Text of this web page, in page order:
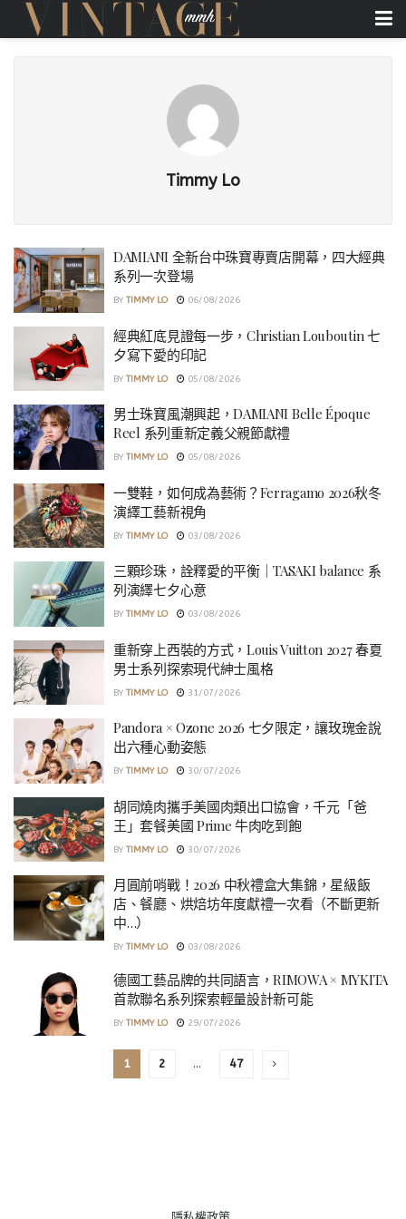
Timmy Lo
DAMIANI 全新台中珠寶專賣店開幕，四大經典
系列一次登場
BY TIMMY LO 06/08/2026
經典紅底見證每一步，Christian Louboutin 七
夕寫下愛的印記
BY TIMMY LO 05/08/2026
男士珠寶風潮興起，DAMIANI Belle Époque
Reel 系列重新定義父親節獻禮
BY TIMMY LO 05/08/2026
一雙鞋，如何成為藝術？Ferragamo 2026秋冬
演繹工藝新視角
BY TIMMY LO 03/08/2026
三顆珍珠，詮釋愛的平衡｜TASAKI balance 系
列演繹七夕心意
BY TIMMY LO 03/08/2026
重新穿上西裝的方式，Louis Vuitton 2027 春夏
男士系列探索現代紳士風格
BY TIMMY LO 31/07/2026
Pandora × Ozone 2026 七夕限定，讓玫瑰金說
出六種心動姿態
BY TIMMY LO 30/07/2026
胡同燒肉攜手美國肉類出口協會，千元「爸
王」套餐美國 Prime 牛肉吃到飽
BY TIMMY LO 30/07/2026
月圓前哨戰！2026 中秋禮盒大集錦，星級飯
店、餐廳、烘焙坊年度獻禮一次看（不斷更新
中…）
BY TIMMY LO 03/08/2026
德國工藝品牌的共同語言，RIMOWA × MYKITA
首款聯名系列探索輕量設計新可能
BY TIMMY LO 29/07/2026
1 2 … 47
隱私權政策